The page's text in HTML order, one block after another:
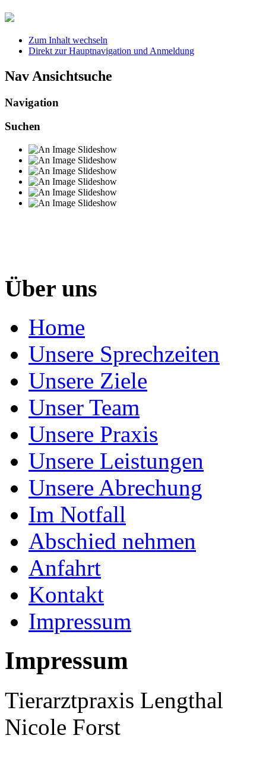
Zum Inhalt wechseln
Direkt zur Hauptnavigation und Anmeldung
Nav Ansichtsuche
Navigation
Suchen
Über uns
Home
Unsere Sprechzeiten
Unsere Ziele
Unser Team
Unsere Praxis
Unsere Leistungen
Unsere Abrechung
Im Notfall
Abschied nehmen
Anfahrt
Kontakt
Impressum
Impressum
Tierarztpraxis Lengthal
Nicole Forst